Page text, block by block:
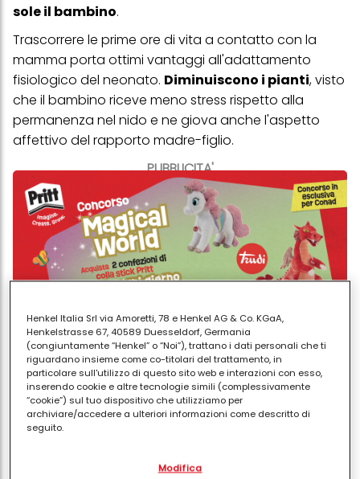
PUBBLICITA'
sole il bambino.
Trascorrere le prime ore di vita a contatto con la
mamma porta ottimi vantaggi all'adattamento
fisiologico del neonato. Diminuiscono i pianti, visto
che il bambino riceve meno stress rispetto alla
permanenza nel nido e ne giova anche l'aspetto
affettivo del rapporto madre-figlio.
Nonostante tutti gli aspetti positivi ci sonoalcuni
accorgimenti che vanno rispettati
per non
trasformare la "rooming in" in un'esperienza tutt'altro
volontà della mamma
Henkel Italia Srl via Amoretti, 78 e Henkel AG & Co. KGaA,
Henkelstrasse 67, 40589 Duesseldorf, Germania
(congiuntamente “Henkel” o “Noi”), trattano i dati personali che ti
riguardano insieme come co-titolari del trattamento, in
particolare sull'utilizzo di questo sito web e interazioni con esso,
inserendo cookie e altre tecnologie simili (complessivamente
“cookie”) sul tuo dispositivo che utilizziamo per
archiviare/accedere a ulteriori informazioni come descritto di
seguito.
separati o co-titolari come indicato nella nostra Informativa sulla
Modifica